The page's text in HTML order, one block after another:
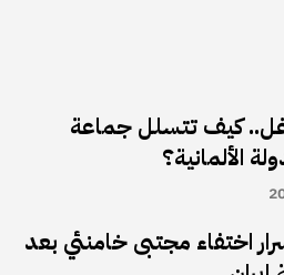
كيف تتسلل جماعة
الألمانية؟
اختفاء مجتبى خامنئي بعد